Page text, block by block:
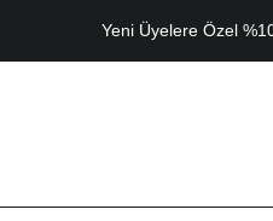
Yeni Üyelere Özel